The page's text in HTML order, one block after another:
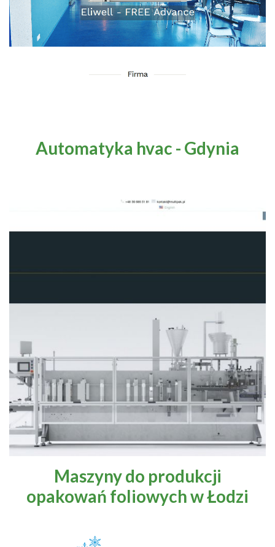
Automatyka hvac - Gdynia
Maszyny do produkcji
opakowań foliowych w Łodzi